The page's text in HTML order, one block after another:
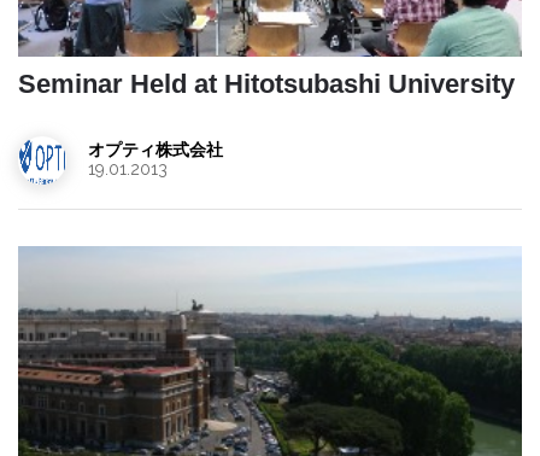
Seminar Held at Hitotsubashi University
オプティ株式会社
19.01.2013